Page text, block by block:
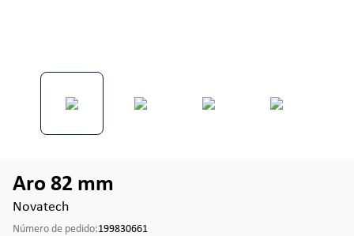
Aro 82 mm
Novatech
Número de pedido:199830661